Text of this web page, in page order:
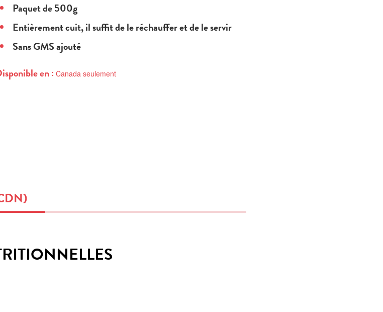
Paquet de 500g
Entièrement cuit, il suffit de le réchauffer et de le servir
Sans GMS ajouté
en : Canada seulement